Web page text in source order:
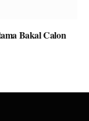
Bakal Calon